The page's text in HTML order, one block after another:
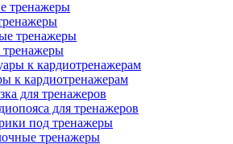
к кардиотренажерам
для тренажеров
для тренажеров
под тренажеры